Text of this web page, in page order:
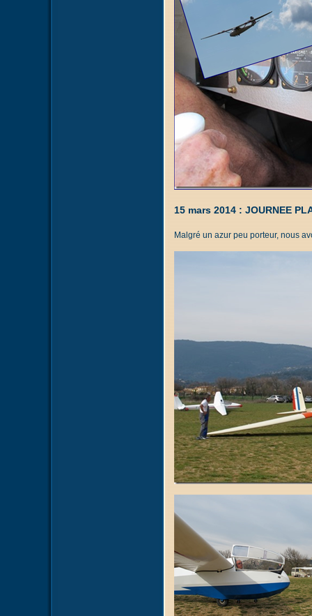
15 mars 2014 : JOURNEE
Malgré un azur peu porteur, nous